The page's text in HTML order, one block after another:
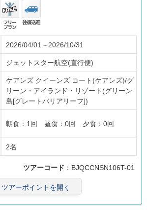
フリ
ープ
ラン
往復
送迎
2026/04/01～2026/10/31
ジェットスター航空(直行便)
ケアンズ クイーンズ コート(ケアンズ)/グ
リーン・アイランド・リゾート(グリーン
島[グレートバリアリーフ])
朝食：1回 昼食：0回 夕食：0回
2名
ツアーコード ：BJQCCNSN106T-01
ツアーポイントを開く